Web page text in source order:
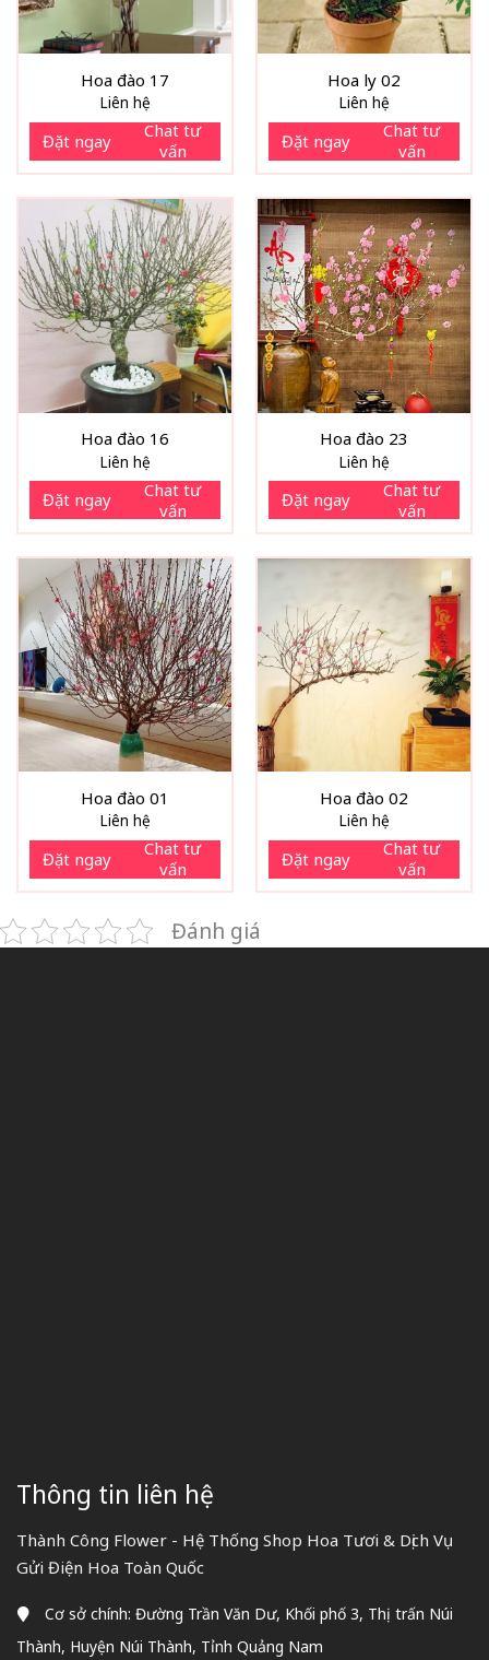
Hoa đào 17
Liên hệ
Đặt ngay
Chat tư
vấn
Hoa ly 02
Liên hệ
Đặt ngay
Chat tư
vấn
Hoa đào 16
Liên hệ
Đặt ngay
Chat tư
vấn
Hoa đào 23
Liên hệ
Đặt ngay
Chat tư
vấn
Hoa đào 01
Liên hệ
Đặt ngay
Chat tư
vấn
Hoa đào 02
Liên hệ
Đặt ngay
Chat tư
vấn
Đánh giá
Thông tin liên hệ
Thành Công Flower - Hệ Thống Shop Hoa Tươi & Dịch Vụ
Gửi Điện Hoa Toàn Quốc
Cơ sở chính: Đường Trần Văn Dư, Khối phố 3, Thị trấn Núi
Thành, Huyện Núi Thành, Tỉnh Quảng Nam